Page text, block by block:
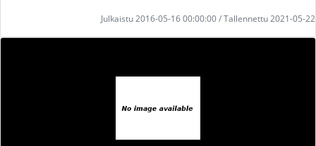
Julkaistu 2016-05-16 00:00:00 / Tallennettu 2021-05-22